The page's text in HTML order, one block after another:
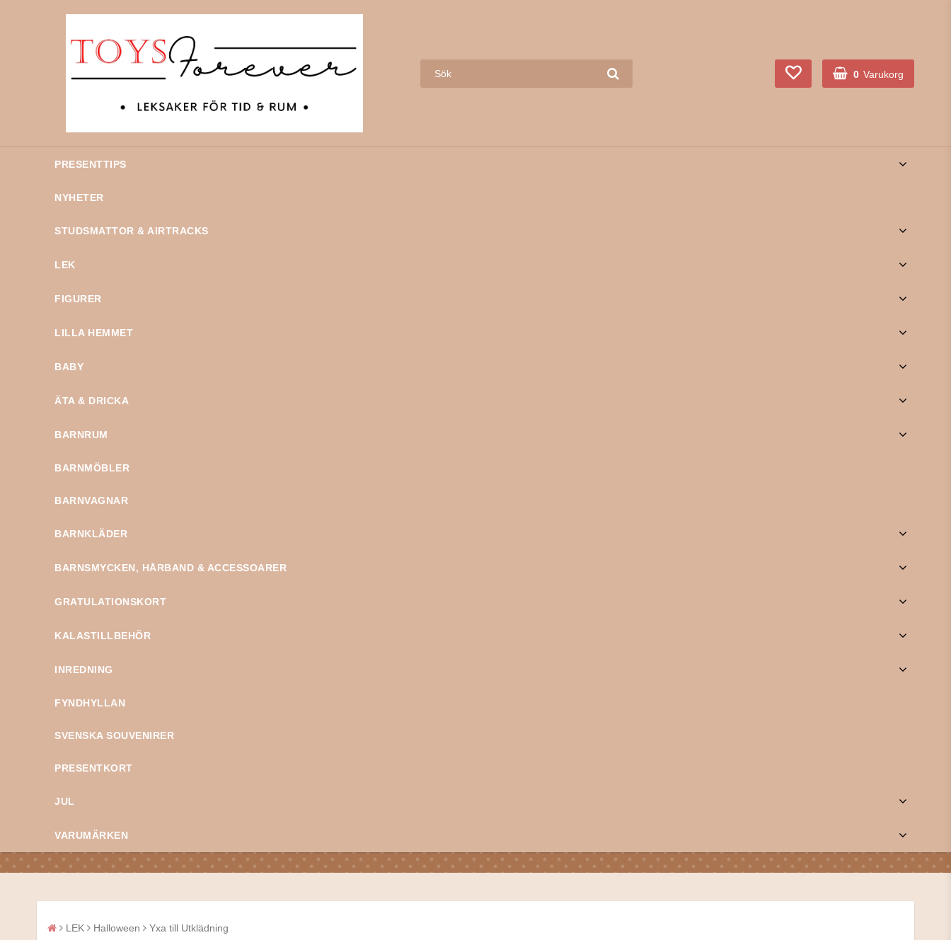
0 Varukorg
PRESENTTIPS
NYHETER
STUDSMATTOR & AIRTRACKS
LEK
FIGURER
LILLA HEMMET
BABY
ÄTA & DRICKA
BARNRUM
BARNMÖBLER
BARNVAGNAR
BARNKLÄDER
BARNSMYCKEN, HÅRBAND & ACCESSOARER
GRATULATIONSKORT
KALASTILLBEHÖR
INREDNING
FYNDHYLLAN
SVENSKA SOUVENIRER
PRESENTKORT
JUL
VARUMÄRKEN
LEK Halloween Yxa till Utklädning